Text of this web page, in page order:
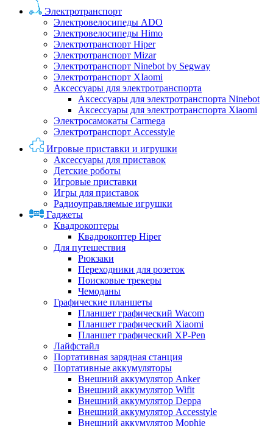
Электротранспорт
Электровелосипеды ADO
Электровелосипеды Himo
Электротранспорт Hiper
Электротранспорт Mizar
Электротранспорт Ninebot by Segway
Электротранспорт XIaomi
Аксессуары для электротранспорта
Аксессуары для электротранспорта Ninebot
Аксессуары для электротранспорта Xiaomi
Электросамокаты Carmega
Электротранспорт Accesstyle
Игровые приставки и игрушки
Аксессуары для приставок
Детские роботы
Игровые приставки
Игры для приставок
Радиоуправляемые игрушки
Гаджеты
Квадрокоптеры
Квадрокоптер Hiper
Для путешествия
Рюкзаки
Переходники для розеток
Поисковые трекеры
Чемоданы
Графические планшеты
Планшет графический Wacom
Планшет графический Xiaomi
Планшет графический XP-Pen
Лайфстайл
Портативная зарядная станция
Портативные аккумуляторы
Внешний аккумулятор Anker
Внешний аккумулятор Wifit
Внешний аккумулятор Deppa
Внешний аккумулятор Accesstyle
Внешний аккумулятор Mophie